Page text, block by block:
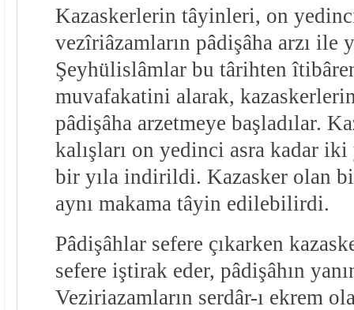
Kazaskerlerin tâyinleri, on
vezîriâzamların pâdişâha arzı ile
Şeyhülislâmlar bu târihten
muvafakatini alarak,
pâdişâha arzetmeye başladılar.
kalışları on yedinci asra kadar
bir yıla indirildi. Kazasker olan
aynı makama tâyin edilebilirdi.
Pâdişâhlar sefere çıkarken
sefere iştirak eder, pâdişâhın
Veziriazamların serdâr-ı ekrem